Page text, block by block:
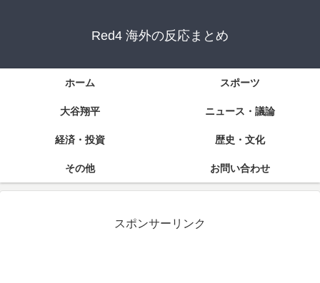
Red4 海外の反応まとめ
ホーム スポーツ
大谷翔平 ニュース・議論
経済・投資 歴史・文化
その他 お問い合わせ
スポンサーリンク